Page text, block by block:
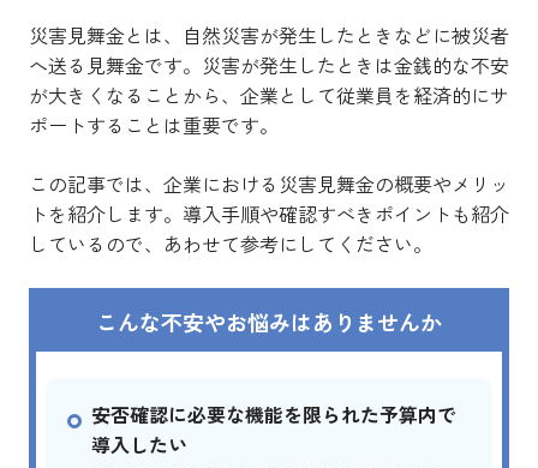
災害見舞金とは、自然災害が発生したときなどに被災者
へ送る見舞金です。災害が発生したときは金銭的な不安
が大きくなることから、企業として従業員を経済的にサ
ポートすることは重要です。
この記事では、企業における災害見舞金の概要やメリッ
トを紹介します。導入手順や確認すべきポイントも紹介
しているので、あわせて参考にしてください。
こんな不安やお悩みはありませんか
安否確認に必要な機能を限られた予算内で
導入したい